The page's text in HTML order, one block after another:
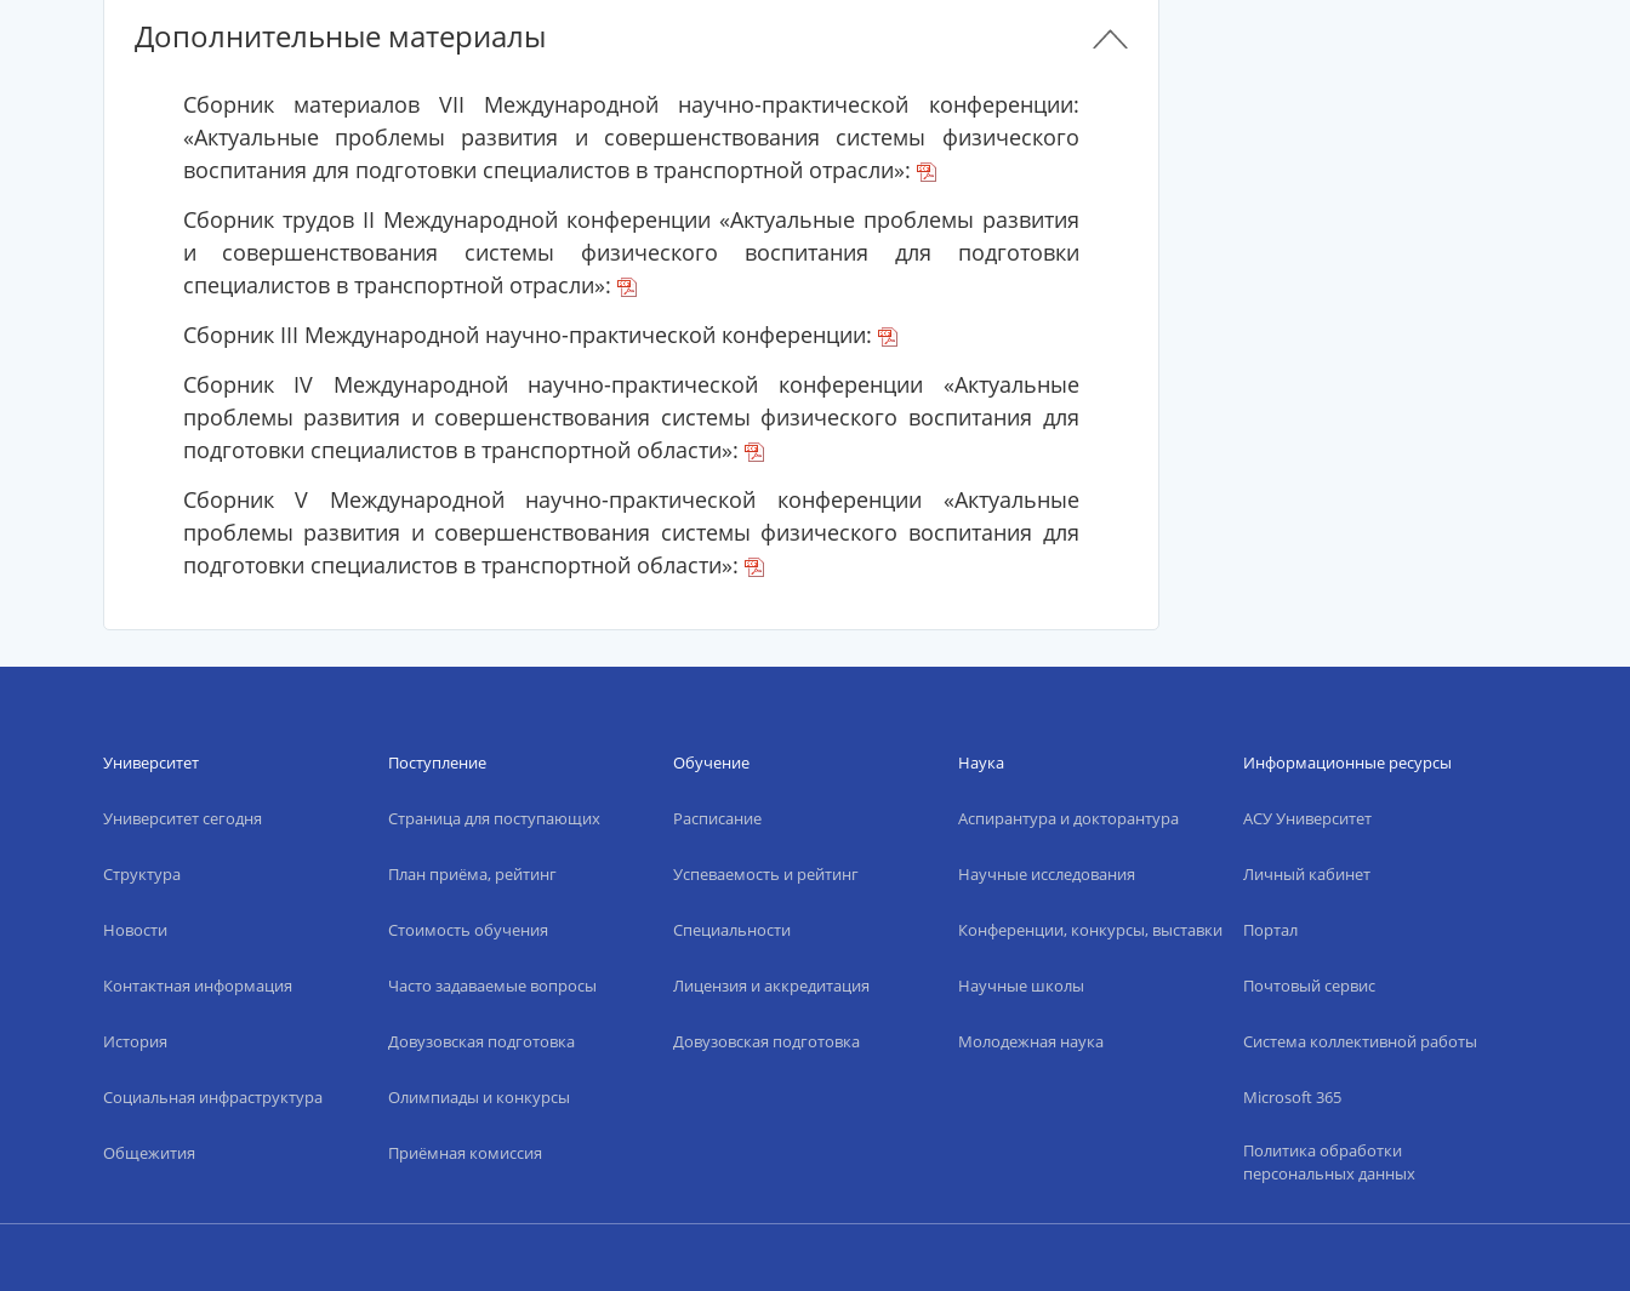
Дополнительные материалы
Сборник материалов VII Международной научно-практической конференции:
«Актуальные проблемы развития и совершенствования системы физического
воспитания для подготовки специалистов в транспортной отрасли»:
Сборник трудов II Международной конференции «Актуальные проблемы развития
и совершенствования системы физического воспитания для подготовки
специалистов в транспортной отрасли»:
Сборник III Международной научно-практической конференции:
Сборник IV Международной научно-практической конференции «Актуальные
проблемы развития и совершенствования системы физического воспитания для
подготовки специалистов в транспортной области»:
Сборник V Международной научно-практической конференции «Актуальные
проблемы развития и совершенствования системы физического воспитания для
подготовки специалистов в транспортной области»:
Университет
Университет сегодня
Структура
Новости
Контактная информация
История
Социальная инфраструктура
Общежития
Поступление
Страница для поступающих
План приёма, рейтинг
Стоимость обучения
Часто задаваемые вопросы
Довузовская подготовка
Олимпиады и конкурсы
Приёмная комиссия
Обучение
Расписание
Успеваемость и рейтинг
Специальности
Лицензия и аккредитация
Довузовская подготовка
Наука
Аспирантура и докторантура
Научные исследования
Конференции, конкурсы, выставки
Научные школы
Молодежная наука
Информационные ресурсы
АСУ Университет
Личный кабинет
Портал
Почтовый сервис
Система коллективной работы
Microsoft 365
Политика обработки
персональных данных